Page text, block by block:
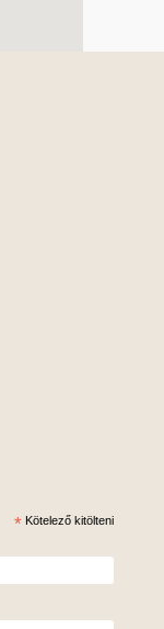
* Kötelező kitölteni